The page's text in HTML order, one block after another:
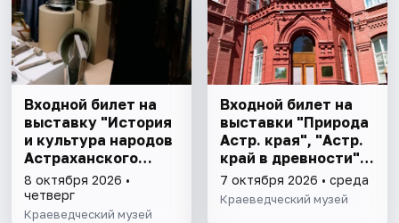
Входной билет на
выставку "История
и культура народов
Астраханского
края"
8 октября 2026 •
четверг
Краеведческий музей
Входной билет на
выставки "Природа
Астр. края", "Астр.
край в древности",
"Заселение Астр.
края"
7 октября 2026 • среда
Краеведческий музей